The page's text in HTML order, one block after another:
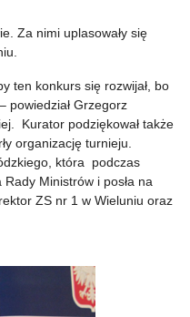
Za nimi uplasowały się
ten konkurs się rozwijał, bo
powiedział Grzegorz
Kurator podziękował także
organizację turnieju.
która podczas
Ministrów i posła na
ZS nr 1 w Wieluniu oraz